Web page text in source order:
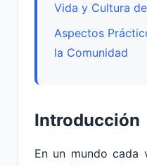
Vida y Cultura
Aspectos
la Comunidad
Introducción
En un mundo cada